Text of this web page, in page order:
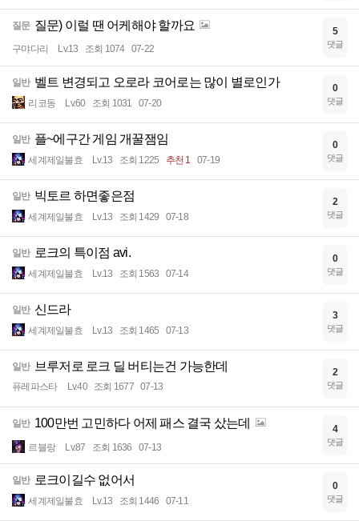
질문 질문) 이럴 땐 어케해야 할까요
구먀다리 Lv.13 조회 1074 07-22
5
댓글
일반 벨트 변경되고 오로라 코어로는 많이 별로인가
리코동 Lv.60 조회 1031 07-20
0
댓글
일반 플~에구간 게임 개꿀잼임
세계제일불효 Lv.13 조회 1225 추천 1 07-19
0
댓글
일반 빅토르 하면좋은점
세계제일불효 Lv.13 조회 1429 07-18
2
댓글
일반 로크의 특이점 avi.
세계제일불효 Lv.13 조회 1563 07-14
0
댓글
일반 신드라
세계제일불효 Lv.13 조회 1465 07-13
3
댓글
일반 브루저로 로크 딜 버티는건 가능한데
퓨레파스타 Lv.40 조회 1677 07-13
2
댓글
일반 100만번 고민하다 어제 패스 결국 샀는데
르블랑 Lv.87 조회 1636 07-13
4
댓글
일반 로크이길수 없어서
세계제일불효 Lv.13 조회 1446 07-11
0
댓글